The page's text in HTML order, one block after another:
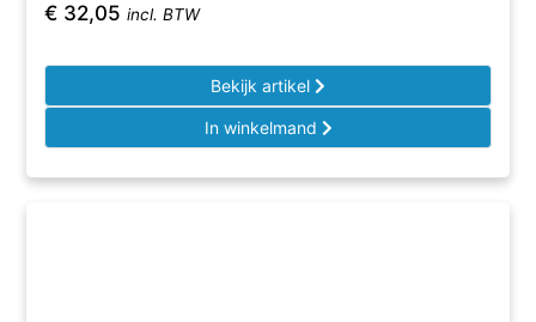
€ 32,05 incl. BTW
Bekijk artikel
In winkelmand